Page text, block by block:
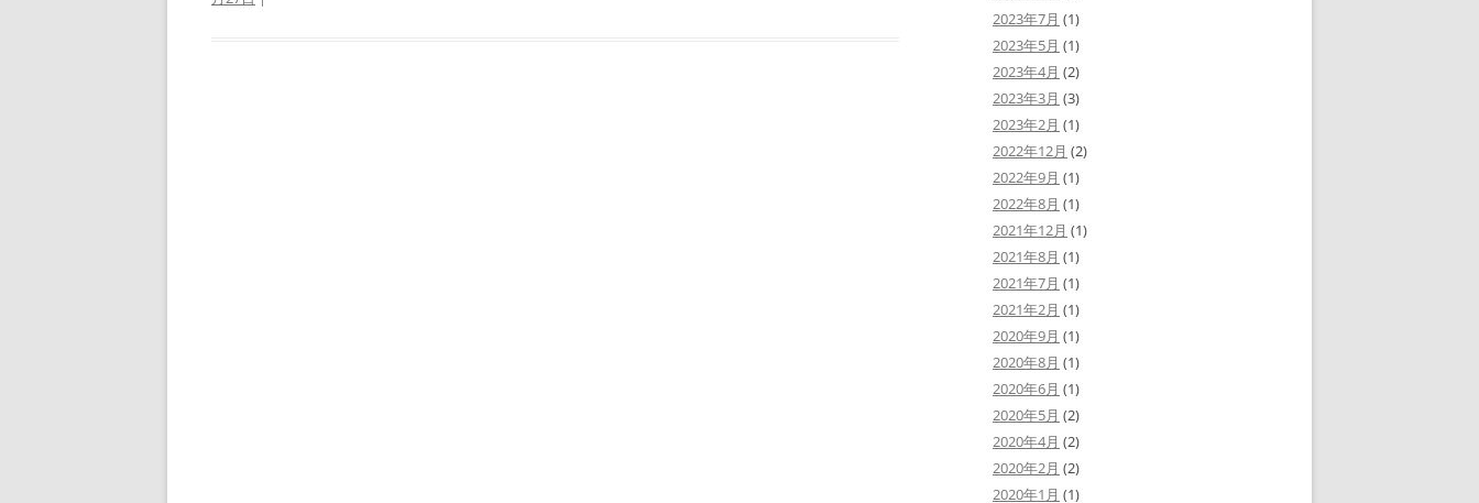
2023年7月 (1)
2023年5月 (1)
2023年4月 (2)
2023年3月 (3)
2023年2月 (1)
2022年12月 (2)
2022年9月 (1)
2022年8月 (1)
2021年12月 (1)
2021年8月 (1)
2021年7月 (1)
2021年2月 (1)
2020年9月 (1)
2020年8月 (1)
2020年6月 (1)
2020年5月 (2)
2020年4月 (2)
2020年2月 (2)
2020年1月 (1)